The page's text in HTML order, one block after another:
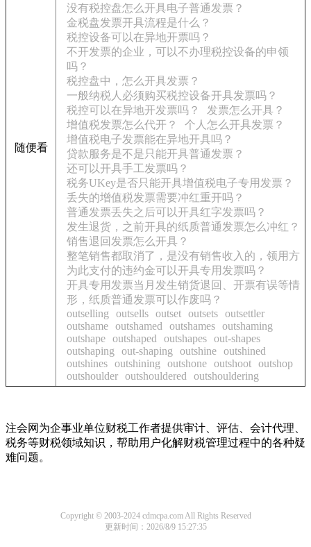
随便看
没有税控盘怎么开具电子普通发票？
金税盘发票开具流程是什么？
税控设备可以在异地开票吗？
不开发票的企业，可以不办理税控设备的申领
吗？
税控盘中，怎么开具发票？
一般纳税人必须购买税控设备开具发票吗？
税控可以在异地开发票吗？
发票怎么开具？
增值税发票怎么代开？
个人怎么开具发票？
增值税电子发票能在异地开具吗？
贷款服务是不是只能开具普通发票？
还可以开具手工发票吗？
税务UKey是否只能开具增值税电子专用发票？
丢失的增值税发票需要冲红重开吗？
普通发票丢失之后可以开具红字发票吗？
发生退货，之前开具的纸质普通发票怎么冲红？
销售退回发票怎么开具？
整笔销售都取消了，是没有销售收入的，领用方
为此支付的违约金可以开具专用发票吗？
开具专用发票当月发生销货退回、开票有误等情
形，纸质普通发票可以作废吗？
outselling
outsells outset outsets outsettler
outshame outshamed outshames outshaming
outshape outshaped outshapes out-shapes
outshaping
out-shaping outshine outshined
outshines outshining outshone outshoot outshop
outshoulder outshouldered outshouldering
注会网为企事业单位财税工作者提供审计、评估、会计代理、
税务等财税领域知识，帮助用户化解财税管理过程中的各种疑
难问题。
Copyright © 2003-2024 cdmcpa.com All Rights Reserved
更新时间：2026/8/9 15:27:35